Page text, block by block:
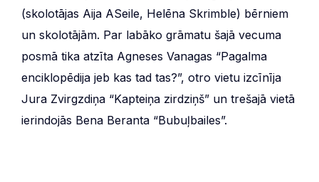
(skolotājas Aija ASeile, Helēna Skrimble) bērniem
un skolotājām. Par labāko grāmatu šajā vecuma
posmā tika atzīta Agneses Vanagas “Pagalma
enciklopēdija jeb kas tad tas?”, otro vietu izcīnīja
Jura Zvirgzdiņa “Kapteiņa zirdziņš” un trešajā vietā
ierindojās Bena Beranta “Bubuļbailes”.